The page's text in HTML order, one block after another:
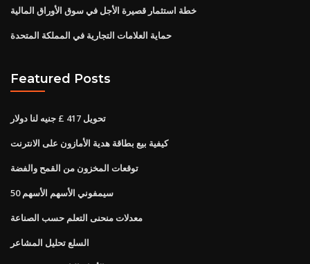
خطة استثمار قصيرة الأجل في سوق الأوراق المالية
حماية العلامات التجارية في المملكة المتحدة
Featured Posts
تحويل 417 £ جنيه لنا دولار
كيفية بيع بطاقة هدية الأمازون على الانترنت
توقعات المخزون من القمح والفضة
سيمفوني الأسهم الأسهم 50
معدلات منحنى التعلم حسب الصناعة
السلع تحليل المشاعر